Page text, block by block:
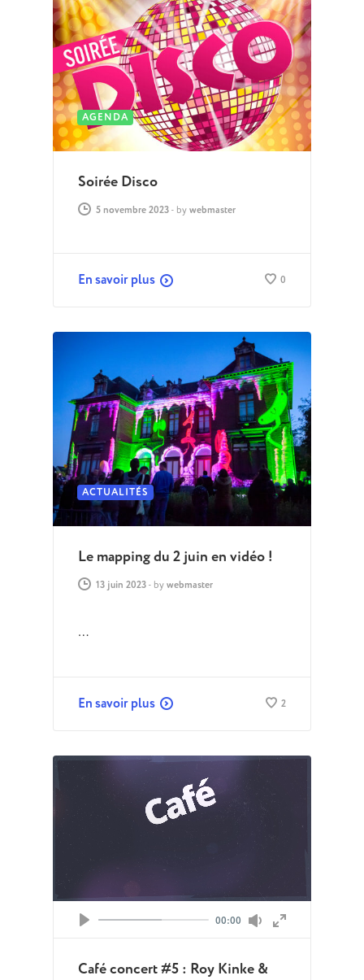
AGENDA
Soirée Disco
5 novembre 2023- by webmaster
En savoir plus 0
ACTUALITÉS
Le mapping du 2 juin en vidéo !
13 juin 2023- by webmaster
…
En savoir plus 2
Seek Current time
00:00
Volume
Café concert #5 : Roy Kinke &